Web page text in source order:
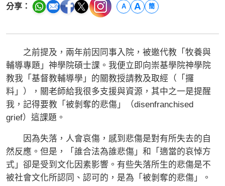
分享： A A 簡
之前提及，兩年前因同事入院，被邀代教「牧養與
輔導專題」神學院碩士課。我便立即向崇基學院神學院
教我「基督教輔導學」的關教授請教及取經（「攞
料」），關老師給我很多支援與資源，其中之一是提醒
我，記得要教「被剝奪的悲傷」（disenfranchised
grief）這課題。
因為失落，人會哀傷，感到悲傷是對有所失去的自
然反應。但是，「誰合法為誰悲傷」和「適當的哀悼方
式」卻是受到文化因素影響。有些失落所生的悲傷是不
被社會文化所認同、認可的，是為「被剝奪的悲傷」。